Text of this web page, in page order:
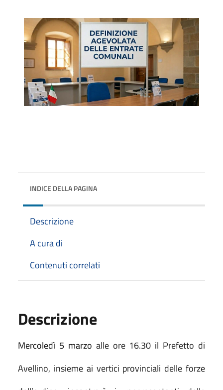
INDICE DELLA PAGINA
Descrizione
A cura di
Contenuti correlati
Descrizione
Mercoledì 5 marzo alle ore 16.30 il Prefetto di
Avellino, insieme ai vertici provinciali delle forze